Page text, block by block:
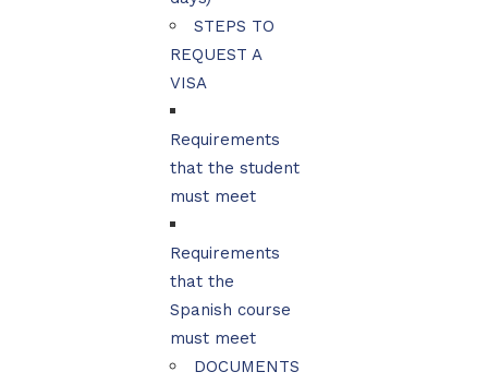
STEPS TO
REQUEST A
VISA
Requirements
that the student
must meet
Requirements
that the
Spanish course
must meet
DOCUMENTS